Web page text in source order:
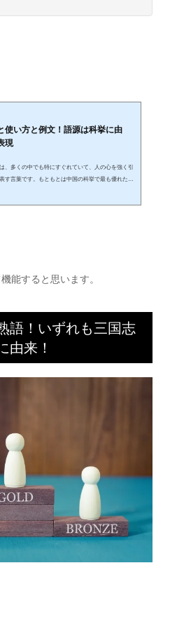
使い方と例文！語源は科挙に由
現
、多くの中でも特にすぐれていて、人の心を強く引
す言葉です。もともとは中国の科挙で最も優れた答
です。意味は以下の解説。書物の中で最もすぐれ
能すると思います。
語！いずれも三国志
由来！